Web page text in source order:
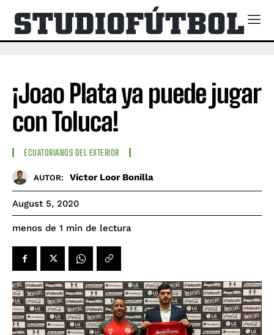
¡Joao Plata ya puede jugar
con Toluca!
ECUATORIANOS DEL EXTERIOR
AUTOR: Víctor Loor Bonilla
August 5, 2020
menos de 1 min de lectura